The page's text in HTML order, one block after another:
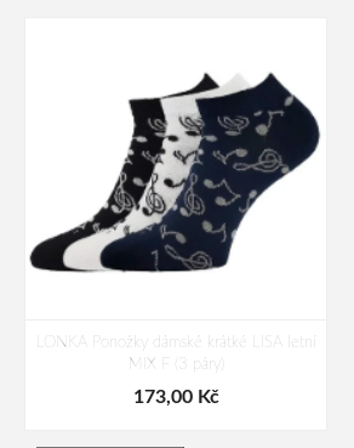
LONKA Ponožky dámské krátké LISA letní
MIX F (3 páry)
173,00 Kč